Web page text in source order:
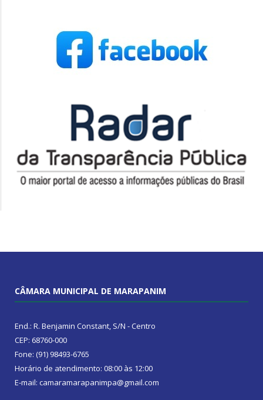
CÂMARA MUNICIPAL DE MARAPANIM
End.: R. Benjamin Constant, S/N - Centro
CEP: 68760-000
Fone: (91) 98493-6765
Horário de atendimento: 08:00 às 12:00
E-mail: camaramarapanimpa@gmail.com